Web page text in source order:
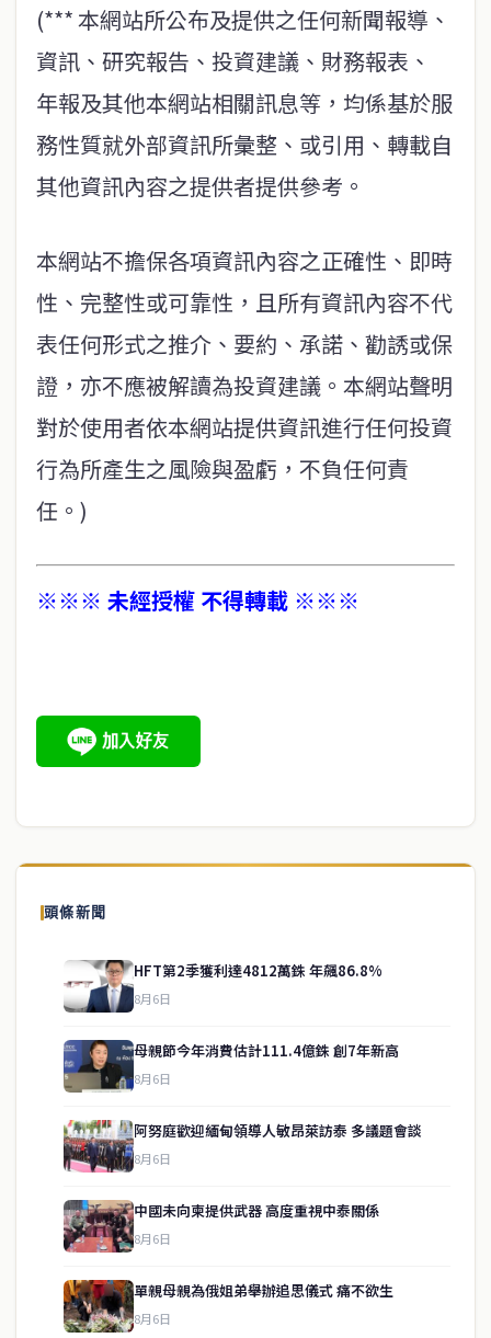
(*** 本網站所公布及提供之任何新聞報導、
資訊、研究報告、投資建議、財務報表、
年報及其他本網站相關訊息等，均係基於服
務性質就外部資訊所彙整、或引用、轉載自
其他資訊內容之提供者提供參考。
本網站不擔保各項資訊內容之正確性、即時
性、完整性或可靠性，且所有資訊內容不代
表任何形式之推介、要約、承諾、勸誘或保
證，亦不應被解讀為投資建議。本網站聲明
對於使用者依本網站提供資訊進行任何投資
行為所產生之風險與盈虧，不負任何責
任。)
※※※ 未經授權 不得轉載 ※※※
頭條新聞
HFT第2季獲利達4812萬銖 年飆86.8%
8月6日
母親節今年消費估計111.4億銖 創7年新高
8月6日
阿努庭歡迎緬甸領導人敏昂萊訪泰 多議題會談
8月6日
中國未向柬提供武器 高度重視中泰關係
8月6日
單親母親為俄姐弟舉辦追思儀式 痛不欲生
8月6日
關於我們
service@thaichinesenews.com